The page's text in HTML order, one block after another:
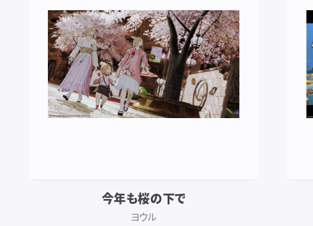
今年も桜の下で
ヨウル